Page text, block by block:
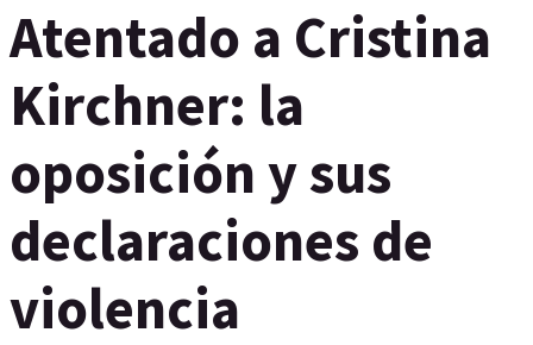
Atentado a Cristina
Kirchner: la
oposición y sus
declaraciones de
violencia